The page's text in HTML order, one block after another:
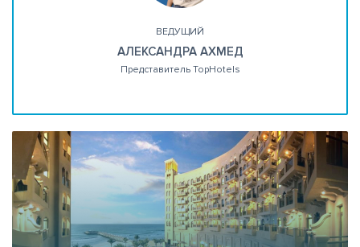
ВЕДУЩИЙ
АЛЕКСАНДРА АХМЕД
Представитель TopHotels